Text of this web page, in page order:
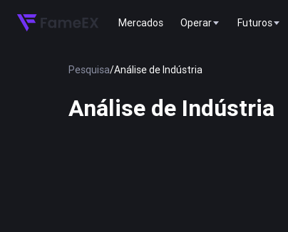
Mercados Operar Futuros
Pesquisa/Análise de Indústria
Análise de Indústria